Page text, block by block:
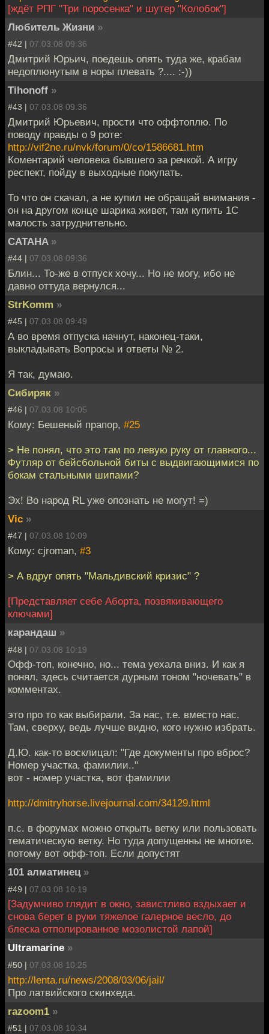
[ждёт РПГ "Три поросенка" и шутер "Колобок"]
Любитель Жизни »
#42 | 07.03.08 09:36
Дмитрий Юрьич, поедешь опять туда же, крабам
недоплюнутым в норы плевать ?.... :-))
Tihonoff »
#43 | 07.03.08 09:36
Дмитрий Юрьевич, прости что оффтоплю. По
поводу правды о 9 роте:
http://vif2ne.ru/nvk/forum/0/co/1586681.htm
Коментарий человека бывшего за речкой. А игру
респект, пойду в выходные покупать.
То что он скачал, а не купил не обращай внимания -
он на другом конце шарика живет, там купить 1С
малость затруднительно.
CATAHA »
#44 | 07.03.08 09:36
Блин... То-же в отпуск хочу... Но не могу, ибо не
давно оттуда вернулся...
StrKomm »
#45 | 07.03.08 09:49
А во время отпуска начнут, наконец-таки,
выкладывать Вопросы и ответы № 2.
Я так, думаю.
Сибиряк »
#46 | 07.03.08 10:05
Кому: Бешеный прапор, #25
> Не понял, что это там по левую руку от главного...
Футляр от бейсбольной биты с выдвигающимися по
бокам стальными шипами?
Эх! Во народ RL уже опознать не могут! =)
Vic »
#47 | 07.03.08 10:09
Кому: cjroman, #3
> А вдруг опять "Мальдивский кризис" ?
[Представляет себе Аборта, позвякивающего
ключами]
карандаш »
#48 | 07.03.08 10:19
Офф-топ, конечно, но... тема уехала вниз. И как я
понял, здесь считается дурным тоном "ночевать" в
комментах.
это про то как выбирали. За нас, т.е. вместо нас.
Там, сверху, ведь лучше видно, кого нужно избрать.
Д.Ю. как-то восклицал: "Где документы про вброс?
Номер участка, фамилии.."
вот - номер участка, вот фамилии
http://dmitryhorse.livejournal.com/34129.html
п.с. в форумах можно открыть ветку или пользовать
тематическую ветку. Но туда допущенны не многие.
потому вот офф-топ. Если допустят
101 алматинец »
#49 | 07.03.08 10:19
[Задумчиво глядит в окно, завистливо вздыхает и
снова берет в руки тяжелое галерное весло, до
блеска отполированное мозолистой лапой]
Ultramarine »
#50 | 07.03.08 10:25
http://lenta.ru/news/2008/03/06/jail/
Про латвийского скинхеда.
razoom1 »
#51 | 07.03.08 10:34